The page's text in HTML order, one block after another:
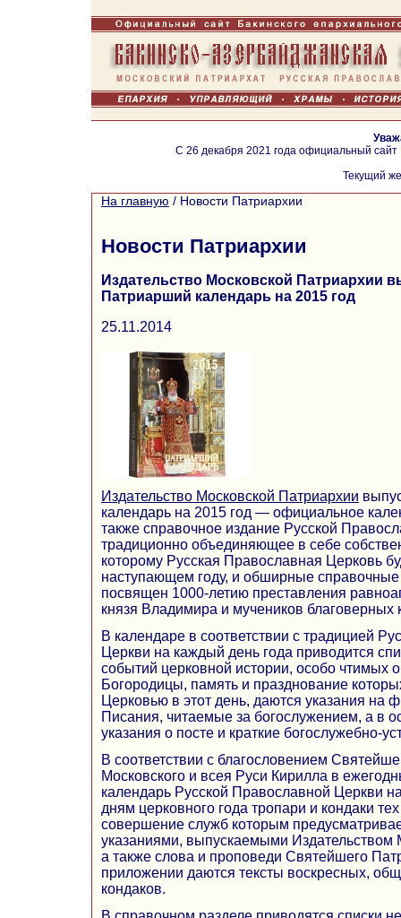
С 26 декабря 2021 года официальный
Текущий
На главную / Новости Патриархии
Новости Патриархии
Издательство Московской Патриархии
Патриарший календарь на 2015 год
25.11.2014
Издательство Московской Патриархии
календарь на 2015 год — официальное
также справочное издание Русской
традиционно объединяющее в себе
которому Русская Православная Церковь
наступающем году, и обширные
посвящен 1000-летию преставления
князя Владимира и мучеников благоверных
В календаре в соответствии с традицией
Церкви на каждый день года приводится
событий церковной истории, особо чтимых
Богородицы, память и празднование
Церковью в этот день, даются указания на
Писания, читаемые за богослужением, а в
указания о посте и краткие богослужебно-
В соответствии с благословением
Московского и всея Руси Кирилла в
календарь Русской Православной Церкви
дням церковного года тропари и кондаки
совершение служб которым
указаниями, выпускаемыми Издательством
а также слова и проповеди Святейшего
приложении даются тексты воскресных,
кондаков.